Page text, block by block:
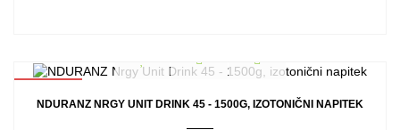
NDURANZ NRGY UNIT DRINK 45 - 1500G, IZOTONIČNI NAPITEK